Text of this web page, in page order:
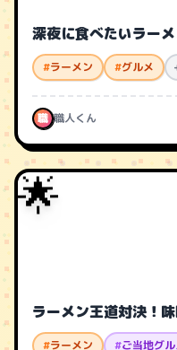
深夜に食べたいラー
#ラーメン #グルメ
職 職人くん
🌟
ラーメン王道対決！
#ラーメン #ご当地グ